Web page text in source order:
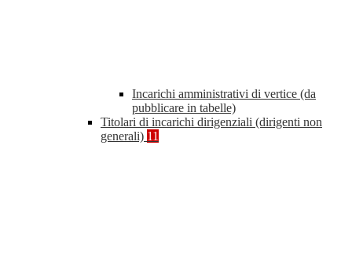
Incarichi amministrativi di vertice (da
pubblicare in tabelle)
Titolari di incarichi dirigenziali (dirigenti non
generali) 11